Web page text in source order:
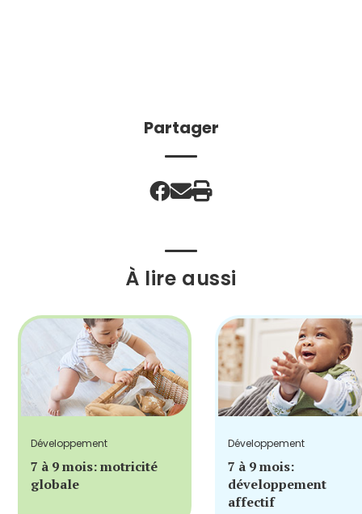
Partager
À lire aussi
Développement
7 à 9 mois: motricité
globale
Développement
7 à 9 mois:
développement
affectif